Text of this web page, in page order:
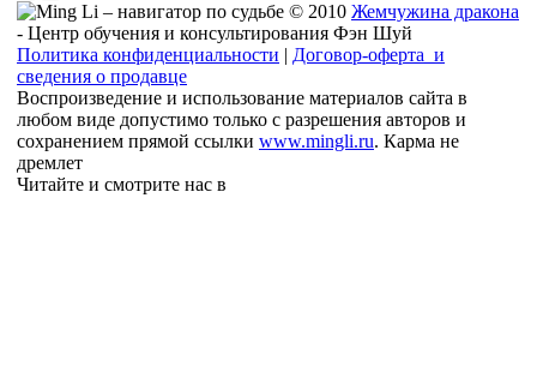
© 2010 Жемчужина дракона
- Центр обучения и консультирования Фэн Шуй
Политика конфиденциальности | Договор-оферта и
сведения о продавце
Воспроизведение и использование материалов сайта в
любом виде допустимо только с разрешения авторов и
сохранением прямой ссылки www.mingli.ru. Карма не
дремлет
Читайте и смотрите нас в